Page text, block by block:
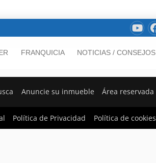
FRANQUICIA NOTICIAS / CONSEJOS
Anuncie su inmueble Área reservada
Política de Privacidad Política de cookies